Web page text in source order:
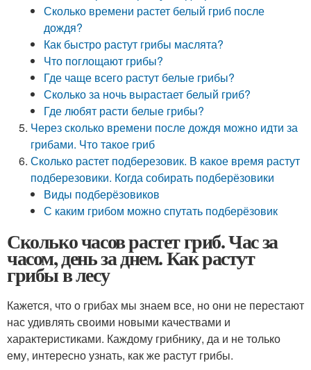
Сколько времени растет белый гриб после
дождя?
Как быстро растут грибы маслята?
Что поглощают грибы?
Где чаще всего растут белые грибы?
Сколько за ночь вырастает белый гриб?
Где любят расти белые грибы?
Через сколько времени после дождя можно идти за
грибами. Что такое гриб
Сколько растет подберезовик. В какое время растут
подберезовики. Когда собирать подберёзовики
Виды подберёзовиков
С каким грибом можно спутать подберёзовик
Сколько часов растет гриб. Час за
часом, день за днем. Как растут
грибы в лесу
Кажется, что о грибах мы знаем все, но они не перестают
нас удивлять своими новыми качествами и
характеристиками. Каждому грибнику, да и не только
ему, интересно узнать, как же растут грибы.